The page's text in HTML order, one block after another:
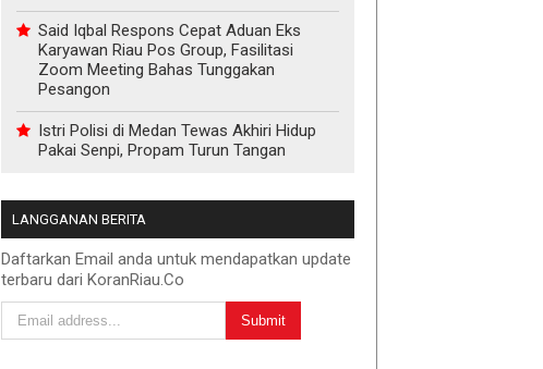
Said Iqbal Respons Cepat Aduan Eks
Karyawan Riau Pos Group, Fasilitasi
Zoom Meeting Bahas Tunggakan
Pesangon
Istri Polisi di Medan Tewas Akhiri Hidup
Pakai Senpi, Propam Turun Tangan
LANGGANAN BERITA
Daftarkan Email anda untuk mendapatkan update
terbaru dari KoranRiau.Co